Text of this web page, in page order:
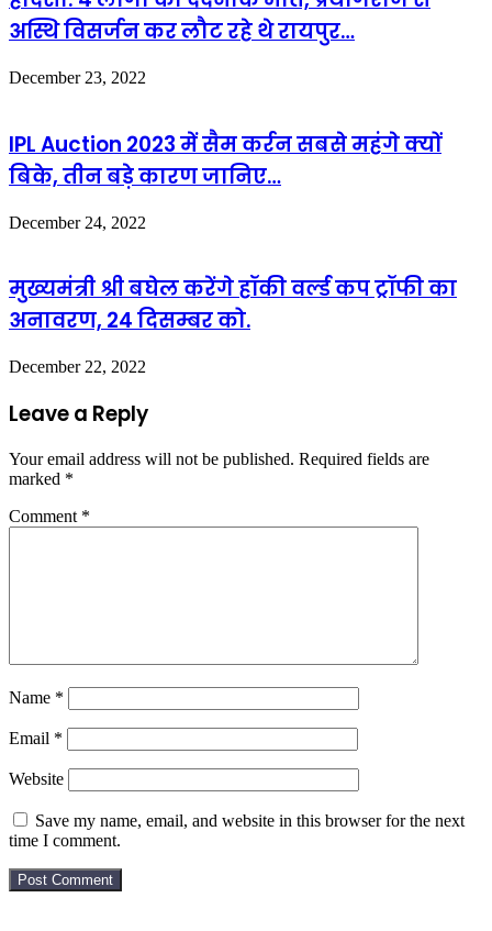
अस्थि विसर्जन कर लौट रहे थे रायपुर…
December 23, 2022
IPL Auction 2023 में सैम कर्रन सबसे महंगे क्यों
बिके, तीन बड़े कारण जानिए…
December 24, 2022
मुख्यमंत्री श्री बघेल करेंगे हॉकी वर्ल्ड कप ट्रॉफी का
अनावरण, 24 दिसम्बर को.
December 22, 2022
Leave a Reply
Your email address will not be published. Required fields are
marked *
Comment *
Name *
Email *
Website
Save my name, email, and website in this browser for the next
time I comment.